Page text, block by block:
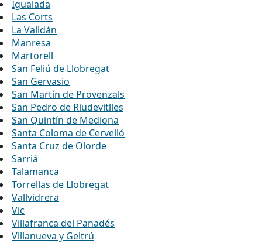
Igualada
Las Corts
La Valldán
Manresa
Martorell
San Feliú de Llobregat
San Gervasio
San Martín de Provenzals
San Pedro de Riudevitlles
San Quintín de Mediona
Santa Coloma de Cervelló
Santa Cruz de Olorde
Sarriá
Talamanca
Torrellas de Llobregat
Vallvidrera
Vic
Villafranca del Panadés
Villanueva y Geltrú